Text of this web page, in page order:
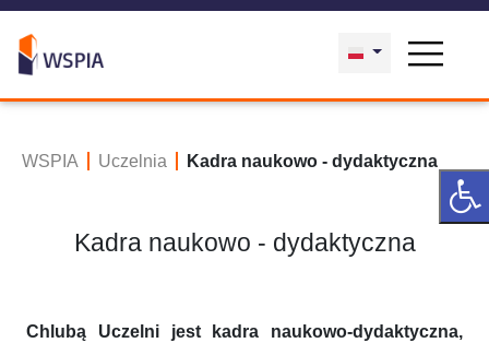
WSPIA Uczelnia Kadra naukowo - dydaktyczna
Kadra naukowo - dydaktyczna
Chlubą Uczelni jest kadra naukowo-dydaktyczna,